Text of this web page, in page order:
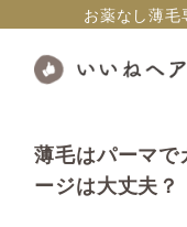
お薬なし薄毛
薄毛はパーマで
ージは大丈夫？